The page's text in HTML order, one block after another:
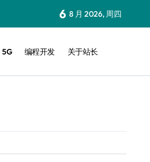
6 8 月 2026, 周四
5G 编程开发 关于站长